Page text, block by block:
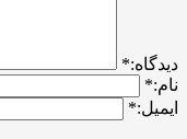
ديدگاه:*
نام:*
ایمیل:*